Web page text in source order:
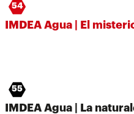
54
IMDEA Agua | El
55
IMDEA Agua | La